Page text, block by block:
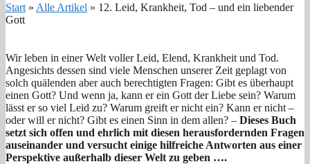
Start » Alle Artikel » 12. Leid, Krankheit, Tod – und ein liebender
Gott
Wir leben in einer Welt voller Leid, Elend, Krankheit und Tod.
Angesichts dessen sind viele Menschen unserer Zeit geplagt von
solch quälenden aber auch berechtigten Fragen: Gibt es überhaupt
einen Gott? Und wenn ja, kann er ein Gott der Liebe sein? Warum
lässt er so viel Leid zu? Warum greift er nicht ein? Kann er nicht –
oder will er nicht? Gibt es einen Sinn in dem allen? – Dieses Buch
setzt sich offen und ehrlich mit diesen herausfordernden Fragen
auseinander und versucht einige hilfreiche Antworten aus einer
Perspektive außerhalb dieser Welt zu geben ….